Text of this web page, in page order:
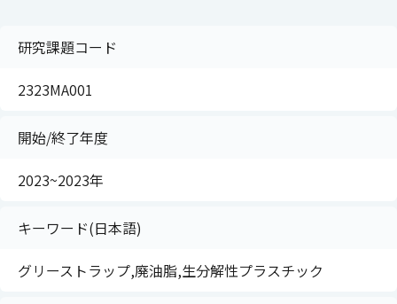
研究課題コード
2323MA001
開始/終了年度
2023~2023年
キーワード(日本語)
グリーストラップ,廃油脂,生分解性プラスチック